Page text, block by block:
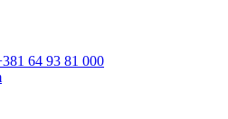
64 93 81 000